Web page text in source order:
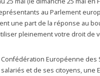
au Parlement
une part de la réponse au
pleinement votre droit de
Confédération Européenne des
et de ses citoyens, une